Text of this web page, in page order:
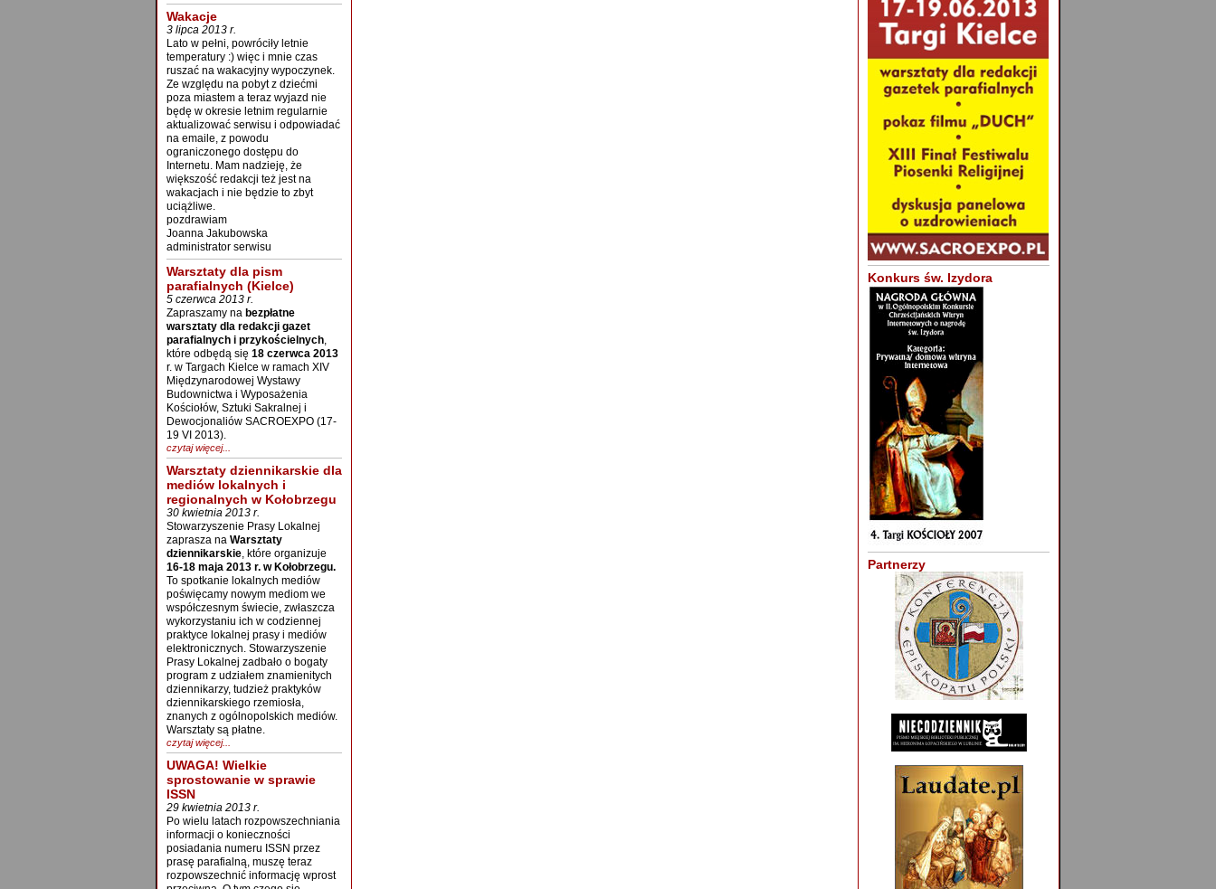
Wakacje
3 lipca 2013 r.
Lato w pełni, powróciły letnie
temperatury :) więc i mnie czas
ruszać na wakacyjny wypoczynek.
Ze względu na pobyt z dziećmi
poza miastem a teraz wyjazd nie
będę w okresie letnim regularnie
aktualizować serwisu i odpowiadać
na emaile, z powodu
ograniczonego dostępu do
Internetu. Mam nadzieję, że
większość redakcji też jest na
wakacjach i nie będzie to zbyt
uciążliwe.
pozdrawiam
Joanna Jakubowska
administrator serwisu
Warsztaty dla pism
parafialnych (Kielce)
5 czerwca 2013 r.
Zapraszamy na bezpłatne
warsztaty dla redakcji gazet
parafialnych i przykościelnych,
które odbędą się 18 czerwca 2013
r. w Targach Kielce w ramach XIV
Międzynarodowej Wystawy
Budownictwa i Wyposażenia
Kościołów, Sztuki Sakralnej i
Dewocjonaliów SACROEXPO (17-
19 VI 2013).
czytaj więcej...
Warsztaty dziennikarskie dla
mediów lokalnych i
regionalnych w Kołobrzegu
30 kwietnia 2013 r.
Stowarzyszenie Prasy Lokalnej
zaprasza na Warsztaty
dziennikarskie, które organizuje
16-18 maja 2013 r. w Kołobrzegu.
To spotkanie lokalnych mediów
poświęcamy nowym mediom we
współczesnym świecie, zwłaszcza
wykorzystaniu ich w codziennej
praktyce lokalnej prasy i mediów
elektronicznych. Stowarzyszenie
Prasy Lokalnej zadbało o bogaty
program z udziałem znamienitych
dziennikarzy, tudzież praktyków
dziennikarskiego rzemiosła,
znanych z ogólnopolskich mediów.
Warsztaty są płatne.
czytaj więcej...
UWAGA! Wielkie
sprostowanie w sprawie
ISSN
29 kwietnia 2013 r.
Po wielu latach rozpowszechniania
informacji o konieczności
posiadania numeru ISSN przez
prasę parafialną, muszę teraz
rozpowszechnić informację wprost
Konkurs św. Izydora
Partnerzy